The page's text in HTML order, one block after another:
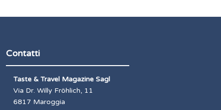
Contatti
Taste & Travel Magazine Sagl
Via Dr. Willy Fröhlich, 11
6817 Maroggia